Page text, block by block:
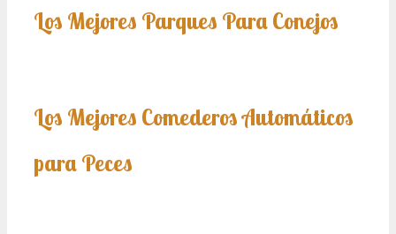
Los Mejores Parques Para Conejos
Los Mejores Comederos Automáticos
para Peces